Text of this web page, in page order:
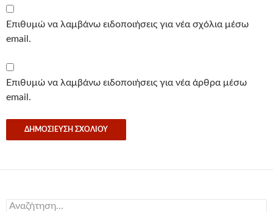
Επιθυμώ να λαμβάνω ειδοποιήσεις για νέα σχόλια μέσω
email.
Επιθυμώ να λαμβάνω ειδοποιήσεις για νέα άρθρα μέσω
email.
Αναζήτηση